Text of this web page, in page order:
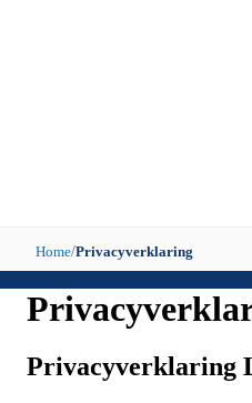
Home/Privacyverklaring
Privacyverklaring